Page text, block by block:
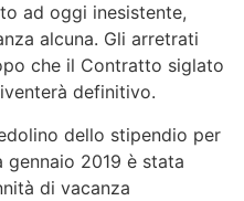
ad oggi inesistente,
alcuna. Gli arretrati
che il Contratto siglato
definitivo.
dello stipendio per
2019 è stata
di vacanza